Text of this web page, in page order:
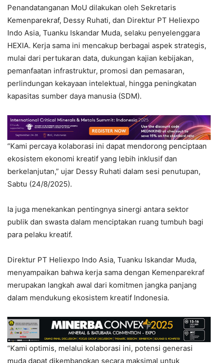
Penandatanganan MoU dilakukan oleh Sekretaris
Kemenparekraf, Dessy Ruhati, dan Direktur PT Heliexpo
Indo Asia, Tuanku Iskandar Muda, selaku penyelenggara
HEXIA. Kerja sama ini mencakup berbagai aspek strategis,
mulai dari pertukaran data, dukungan kajian kebijakan,
pemanfaatan infrastruktur, promosi dan pemasaran,
perlindungan kekayaan intelektual, hingga peningkatan
kapasitas sumber daya manusia (SDM).
“Kami percaya kolaborasi ini dapat mendorong penciptaan
ekosistem ekonomi kreatif yang lebih inklusif dan
berkelanjutan,” ujar Dessy Ruhati dalam sesi penutupan,
Sabtu (24/8/2025).
Ia juga menekankan pentingnya sinergi antara sektor
publik dan swasta dalam menciptakan ruang tumbuh bagi
para pelaku kreatif.
Direktur PT Heliexpo Indo Asia, Tuanku Iskandar Muda,
menyampaikan bahwa kerja sama dengan Kemenparekraf
merupakan langkah awal dari komitmen jangka panjang
dalam mendukung ekosistem kreatif Indonesia.
“Kami optimis, melalui kolaborasi ini, potensi generasi
muda dapat dikembangkan secara maksimal untuk